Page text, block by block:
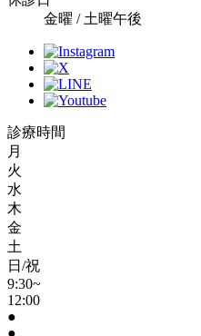
金曜 / 土曜午後
診療時間
月
火
水
木
金
土
日/祝
9:30~
12:00
●